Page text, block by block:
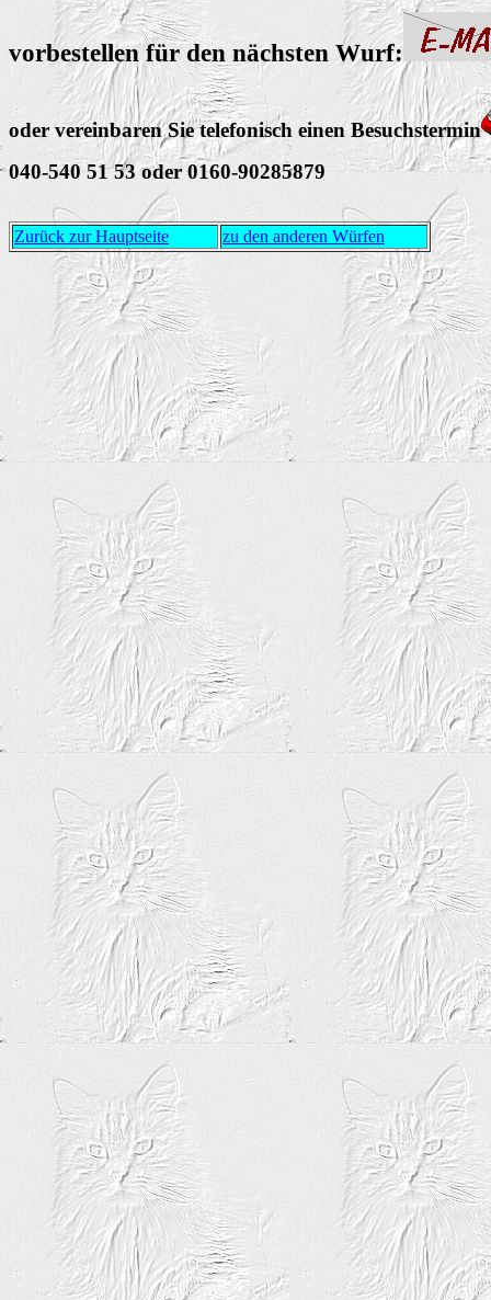
vorbestellen für den nächsten Wurf:
oder vereinbaren Sie telefonisch einen Besuchstermin
040-540 51 53 oder 0160-90285879
Zurück zur Hauptseite zu den anderen Würfen